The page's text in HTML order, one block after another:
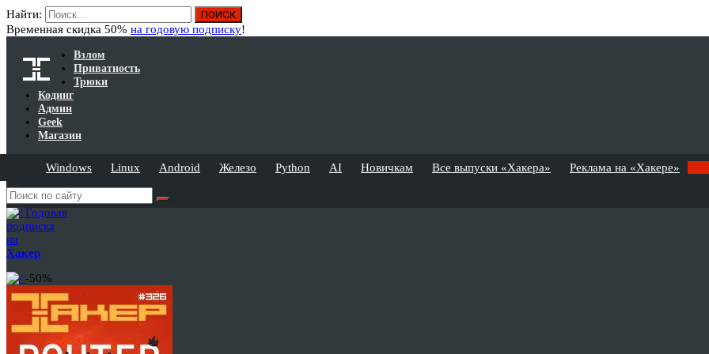
Найти:
Временная скидка 50% на годовую подписку!
Взлом
Приватность
Трюки
Кодинг
Админ
Geek
Магазин
Windows Linux Android Железо Python AI Новичкам Все выпуски «Хакера» Реклама на «Хакере»
Годовая
подписка
на
Хакер
-50%